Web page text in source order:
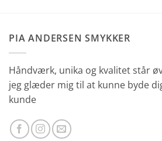
PIA ANDERSEN SMYKKER
Håndværk, unika og kvalitet står
jeg glæder mig til at kunne byde
kunde